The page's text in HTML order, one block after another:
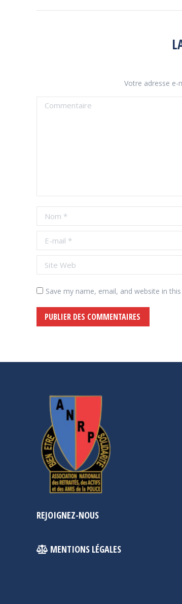
Votre adresse e-
Commentaire
Nom *
E-mail *
Site Web
Save my name, email, and website in
PUBLIER DES COMMENTAIRES
REJOIGNEZ-NOUS
MENTIONS LÉGALES